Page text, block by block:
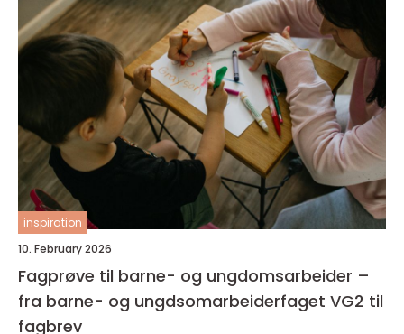
inspiration
10. February 2026
Fagprøve til barne- og ungdomsarbeider –
fra barne- og ungdsomarbeiderfaget VG2 til
fagbrev